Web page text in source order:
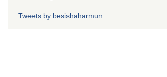
Tweets by besishaharmun